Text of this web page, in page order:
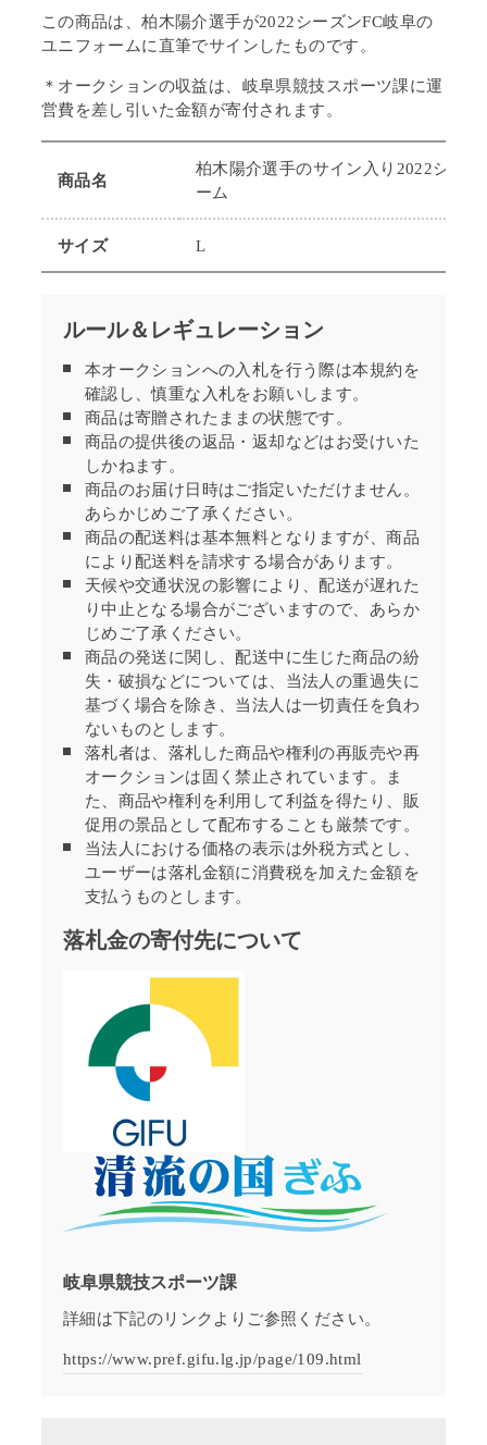
この商品は、柏木陽介選手が2022シーズンFC岐阜の
ユニフォームに直筆でサインしたものです。
＊オークションの収益は、岐阜県競技スポーツ課に運
営費を差し引いた金額が寄付されます。
商品名
柏木陽介選手のサイン入り2022シー
ーム
サイズ
L
ルール＆レギュレーション
本オークションへの入札を行う際は本規約を
確認し、慎重な入札をお願いします。
商品は寄贈されたままの状態です。
商品の提供後の返品・返却などはお受けいた
しかねます。
商品のお届け日時はご指定いただけません。
あらかじめご了承ください。
商品の配送料は基本無料となりますが、商品
により配送料を請求する場合があります。
天候や交通状況の影響により、配送が遅れた
り中止となる場合がございますので、あらか
じめご了承ください。
商品の発送に関し、配送中に生じた商品の紛
失・破損などについては、当法人の重過失に
基づく場合を除き、当法人は一切責任を負わ
ないものとします。
落札者は、落札した商品や権利の再販売や再
オークションは固く禁止されています。ま
た、商品や権利を利用して利益を得たり、販
促用の景品として配布することも厳禁です。
当法人における価格の表示は外税方式とし、
ユーザーは落札金額に消費税を加えた金額を
支払うものとします。
落札金の寄付先について
岐阜県競技スポーツ課
詳細は下記のリンクよりご参照ください。
https://www.pref.gifu.lg.jp/page/109.html